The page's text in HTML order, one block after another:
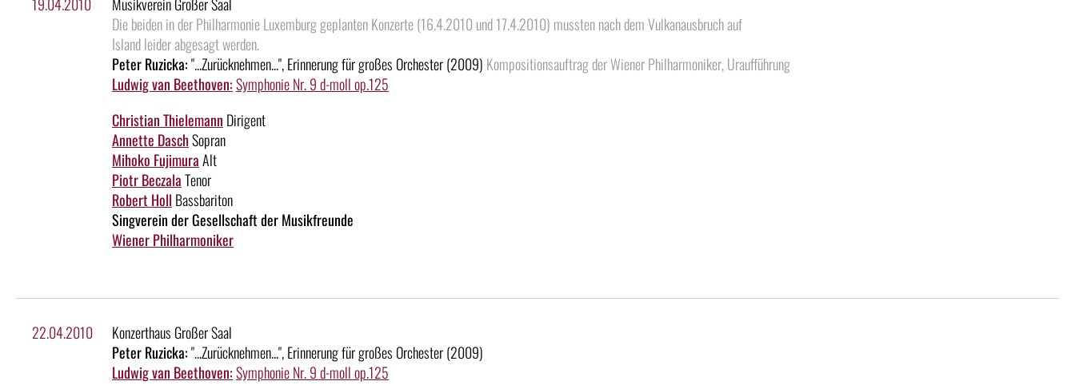
19.04.2010
Musikverein Großer Saal
Die beiden in der Philharmonie Luxemburg geplanten Konzerte (16.4.2010 und 17.4.2010) mussten nach dem Vulkanausbruch auf
Island leider abgesagt werden.
Peter Ruzicka:"...Zurücknehmen...", Erinnerung für großes Orchester (2009) Kompositionsauftrag der Wiener Philharmoniker, Uraufführung
Ludwig van Beethoven:Symphonie Nr. 9 d-moll op.125
Christian Thielemann Dirigent
Annette DaschSopran
Mihoko FujimuraAlt
Piotr BeczalaTenor
Robert Holl Bassbariton
Singverein der Gesellschaft der Musikfreunde
Wiener Philharmoniker
22.04.2010
Konzerthaus Großer Saal
Peter Ruzicka:"...Zurücknehmen...", Erinnerung für großes Orchester (2009)
Ludwig van Beethoven:Symphonie Nr. 9 d-moll op.125